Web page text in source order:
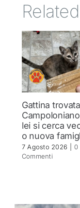
Gattina
lei si cerca
o nuova
7 Agosto 2026
0
Commenti